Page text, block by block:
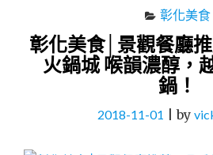
彰化美食
彰化美食│景觀餐廳
火鍋城 喉韻濃醇，
鍋！
2018-11-01 |by